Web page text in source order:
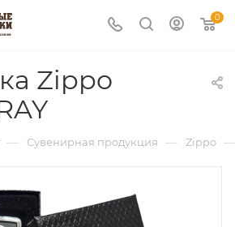
0
Zippo
— Сувенирная продукция — Zippo —